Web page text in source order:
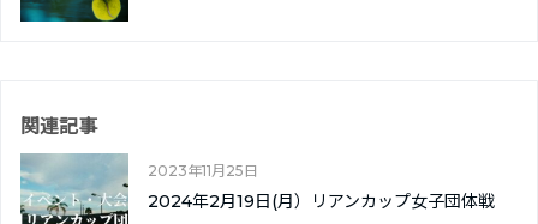
関連記事
2023年11月25日
2024年2月19日(月）リアンカップ女子団体戦